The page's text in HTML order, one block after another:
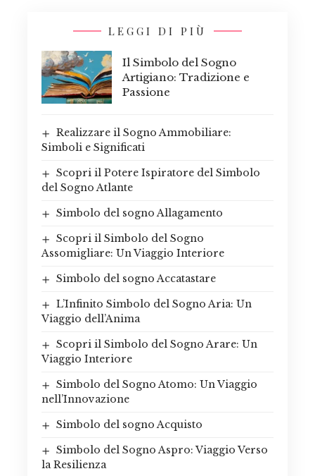
LEGGI DI PIÙ
Il Simbolo del Sogno
Artigiano: Tradizione e
Passione
Realizzare il Sogno Ammobiliare:
Simboli e Significati
Scopri il Potere Ispiratore del Simbolo
del Sogno Atlante
Simbolo del sogno Allagamento
Scopri il Simbolo del Sogno
Assomigliare: Un Viaggio Interiore
Simbolo del sogno Accatastare
L’Infinito Simbolo del Sogno Aria: Un
Viaggio dell’Anima
Scopri il Simbolo del Sogno Arare: Un
Viaggio Interiore
Simbolo del Sogno Atomo: Un Viaggio
nell’Innovazione
Simbolo del sogno Acquisto
Simbolo del Sogno Aspro: Viaggio Verso
la Resilienza